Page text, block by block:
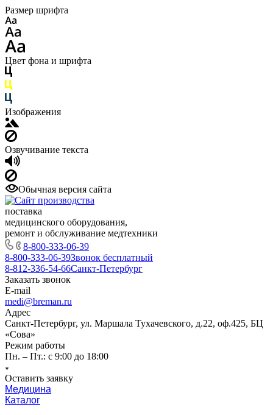
Размер шрифта
Цвет фона и шрифта
Изображения
Озвучивание текста
Обычная версия сайта
поставка
медицинского оборудования,
ремонт и обслуживание медтехники
8-800-333-06-39
8-800-333-06-39Звонок бесплатный
8-812-336-54-66Санкт-Петербург
Заказать звонок
E-mail
medi@breman.ru
Адрес
Санкт-Петербург, ул. Маршала Тухачевского, д.22, оф.425, БЦ
«Сова»
Режим работы
Пн. – Пт.: с 9:00 до 18:00
Оставить заявку
Медицина
Каталог